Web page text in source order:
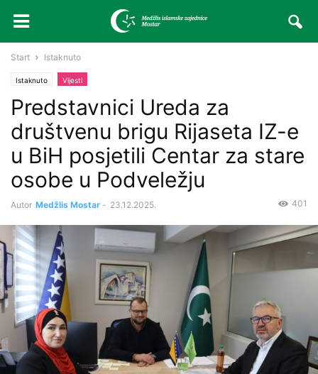
Start Istaknuto
Istaknuto Vijesti
Predstavnici Ureda za
društvenu brigu Rijaseta IZ-e
u BiH posjetili Centar za stare
osobe u Podveležju
Autor Medžlis Mostar - 23.12.2025. 401